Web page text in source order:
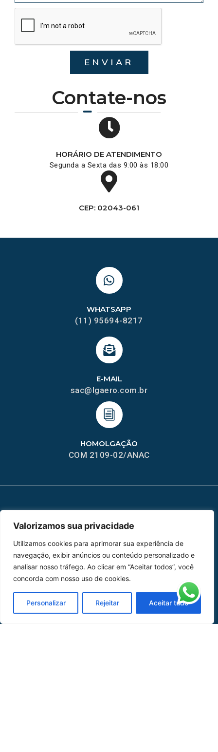
Valorizamos sua privacidade
Utilizamos cookies para aprimorar sua experiência de
navegação, exibir anúncios ou conteúdo personalizado e
analisar nosso tráfego. Ao clicar em “Aceitar todos”, você
concorda com nosso uso de cookies.
Personalizar Rejeitar Aceitar tudo
Contate-nos
HORÁRIO DE ATENDIMENTO
Segunda a Sexta das 9:00 às 18:00
CEP: 02043-061
ENVIAR
HOMOLGAÇÃO
COM 2109-02/ANAC
E-MAIL
sac@lgaero.com.br
WHATSAPP
(11) 95694-8217
Home
Peças
Catálogo de Aplicações
Oficina de Mangueiras